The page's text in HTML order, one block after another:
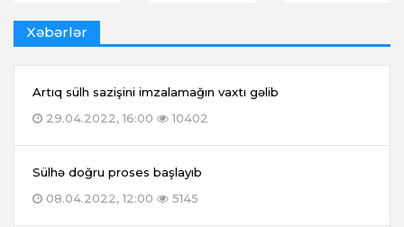
Xəbərlər
Artıq sülh sazişini imzalamağın vaxtı gəlib
29.04.2022, 16:00
10402
Sülhə doğru proses başlayıb
08.04.2022, 12:00
5145